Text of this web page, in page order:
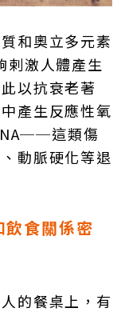
和奧立多元素
激人體產生
以抗衰老著
產生反應性氧
這類傷
動脈硬化等退
食關係密
的餐桌上，有